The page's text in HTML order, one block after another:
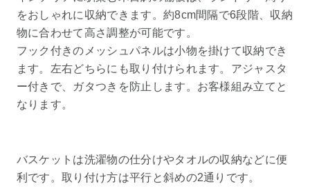
をおしゃれに収納できます。約8cm間隔で6段階、収納
物に合わせて高さ調整が可能です。
フック付きのメッシュパネルは小物を掛けて収納でき
ます。左右どちらにも取り付けられます。アジャスタ
ー付きで、ガタつきを防止します。お客様組み立てと
なります。
バスケットは洗濯物の仕分けやタオルの収納などに便
利です。取り付け方は平行と斜めの2通りです。